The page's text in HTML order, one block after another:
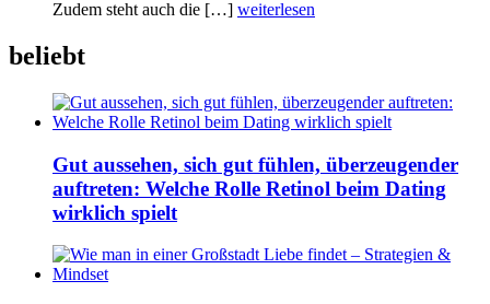
Zudem steht auch die […] weiterlesen
beliebt
Gut aussehen, sich gut fühlen, überzeugender
auftreten: Welche Rolle Retinol beim Dating
wirklich spielt